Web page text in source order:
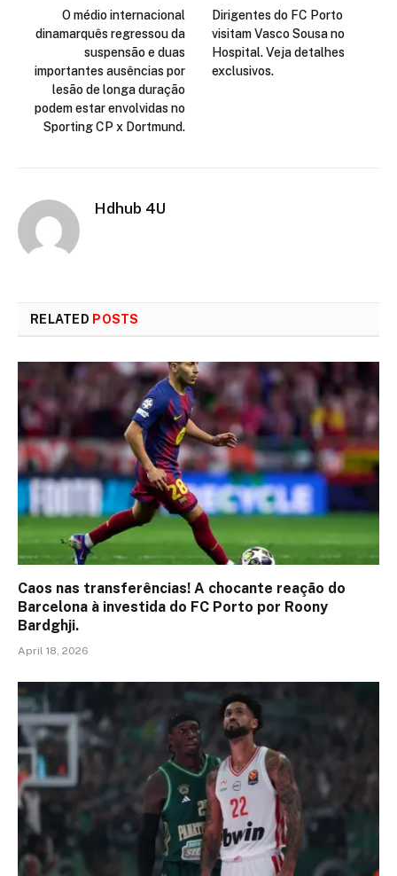
O médio internacional
dinamarquês regressou da
suspensão e duas
importantes ausências por
lesão de longa duração
podem estar envolvidas no
Sporting CP x Dortmund.
Dirigentes do FC Porto
visitam Vasco Sousa no
Hospital. Veja detalhes
exclusivos.
Hdhub 4U
RELATED POSTS
Caos nas transferências! A chocante reação do
Barcelona à investida do FC Porto por Roony
Bardghji.
April 18, 2026